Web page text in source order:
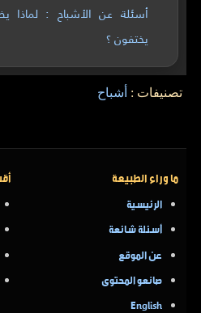
أسئلة عن الأشباح : لماذا
يختفون ؟
تصنيفات : أشباح
ما وراء الطبيعة
الرئيسية
أسئلة شائعة
عن الموقع
صانعو المحتوى
English